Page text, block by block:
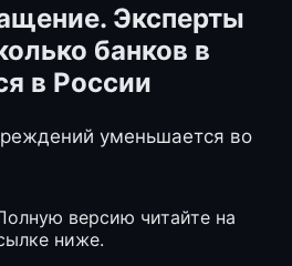
Эксперты
банков в
в России
уменьшается во
версию читайте на
ниже.